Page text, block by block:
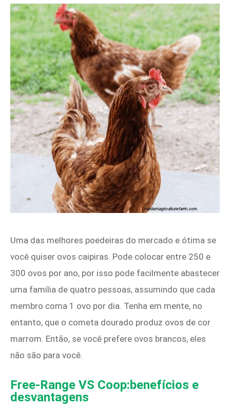
Uma das melhores poedeiras do mercado e ótima se
você quiser ovos caipiras. Pode colocar entre 250 e
300 ovos por ano, por isso pode facilmente abastecer
uma família de quatro pessoas, assumindo que cada
membro coma 1 ovo por dia. Tenha em mente, no
entanto, que o cometa dourado produz ovos de cor
marrom. Então, se você prefere ovos brancos, eles
não são para você.
Free-Range VS Coop:benefícios e
desvantagens